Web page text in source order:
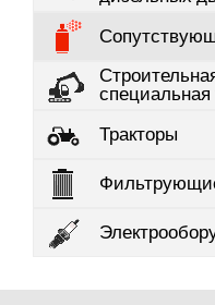
специальная
Тракторы